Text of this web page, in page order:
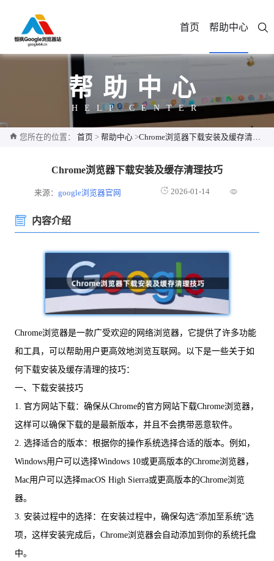
首页 帮助中心
帮助中心
HELP CENTER
您所在的位置： 首页 > 帮助中心 >Chrome浏览器下载安装及缓存清理技巧
Chrome浏览器下载安装及缓存清理技巧
来源：google浏览器官网 2026-01-14
内容介绍
Chrome浏览器是一款广受欢迎的网络浏览器，它提供了许多功能
和工具，可以帮助用户更高效地浏览互联网。以下是一些关于如
何下载安装及缓存清理的技巧：
一、下载安装技巧
1. 官方网站下载：确保从Chrome的官方网站下载Chrome浏览器，
这样可以确保下载的是最新版本，并且不会携带恶意软件。
2. 选择适合的版本：根据你的操作系统选择合适的版本。例如，
Windows用户可以选择Windows 10或更高版本的Chrome浏览器，
Mac用户可以选择macOS High Sierra或更高版本的Chrome浏览
器。
3. 安装过程中的选择：在安装过程中，确保勾选“添加至系统”选
项，这样安装完成后，Chrome浏览器会自动添加到你的系统托盘
中。